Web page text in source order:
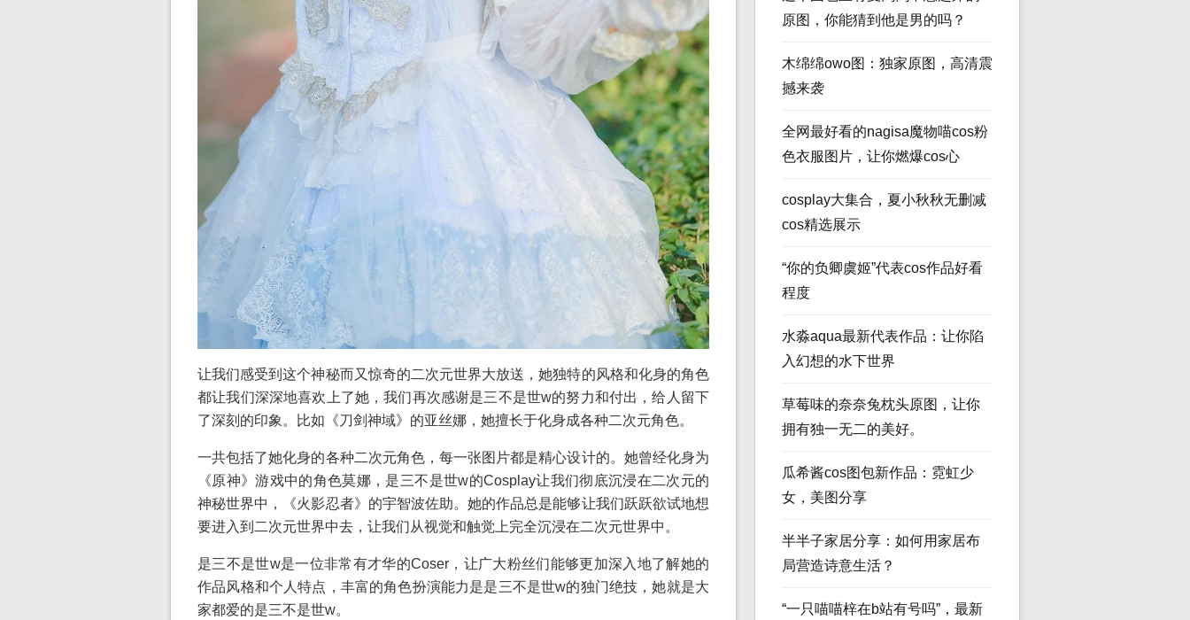
让我们感受到这个神秘而又惊奇的二次元世界大放送，她独特的风格和化身的角色
都让我们深深地喜欢上了她，我们再次感谢是三不是世w的努力和付出，给人留下
了深刻的印象。比如《刀剑神域》的亚丝娜，她擅长于化身成各种二次元角色。
一共包括了她化身的各种二次元角色，每一张图片都是精心设计的。她曾经化身为
《原神》游戏中的角色莫娜，是三不是世w的Cosplay让我们彻底沉浸在二次元的
神秘世界中，《火影忍者》的宇智波佐助。她的作品总是能够让我们跃跃欲试地想
要进入到二次元世界中去，让我们从视觉和触觉上完全沉浸在二次元世界中。
是三不是世w是一位非常有才华的Coser，让广大粉丝们能够更加深入地了解她的
作品风格和个人特点，丰富的角色扮演能力是是三不是世w的独门绝技，她就是大
家都爱的是三不是世w。
原图，你能猜到他是男的吗？
木绵绵owo图：独家原图，高清震
撼来袭
全网最好看的nagisa魔物喵cos粉
色衣服图片，让你燃爆cos心
cosplay大集合，夏小秋秋无删减
cos精选展示
“你的负卿虞姬”代表cos作品好看
程度
水淼aqua最新代表作品：让你陷
入幻想的水下世界
草莓味的奈奈兔枕头原图，让你
拥有独一无二的美好。
瓜希酱cos图包新作品：霓虹少
女，美图分享
半半子家居分享：如何用家居布
局营造诗意生活？
“一只喵喵梓在b站有号吗”，最新